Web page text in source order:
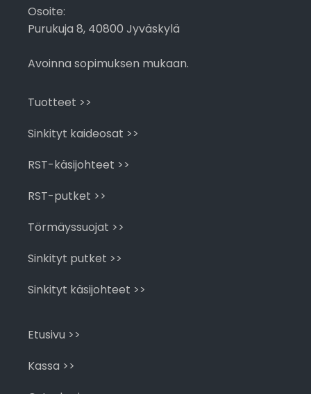
Osoite:
Purukuja 8, 40800 Jyväskylä
Avoinna sopimuksen mukaan.
Tuotteet >>
Sinkityt kaideosat >>
RST-käsijohteet >>
RST-putket >>
Törmäyssuojat >>
Sinkityt putket >>
Sinkityt käsijohteet >>
Etusivu >>
Kassa >>